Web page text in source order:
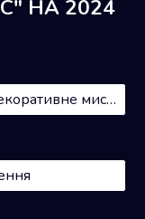
" НА 2024
ОПП "Образотворче мистецтво, декоративне мистецтво, реставрація. Розпис"